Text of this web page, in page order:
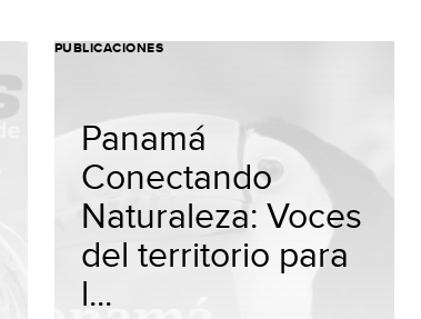
PUBLICACIONES
Panamá
Conectando
Naturaleza: Voces
del territorio para
l...